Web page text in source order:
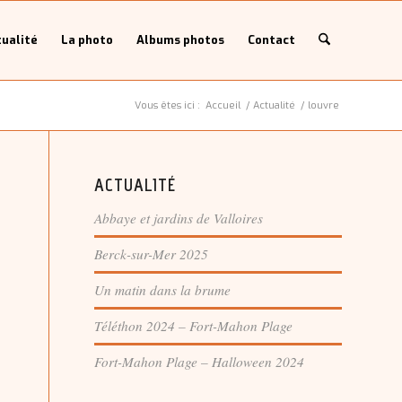
La photo Albums photos Contact
Vous êtes ici : Accueil / Actualité / louvre
ACTUALITÉ
Abbaye et jardins de Valloires
Berck-sur-Mer 2025
Un matin dans la brume
Téléthon 2024 – Fort-Mahon Plage
Fort-Mahon Plage – Halloween 2024